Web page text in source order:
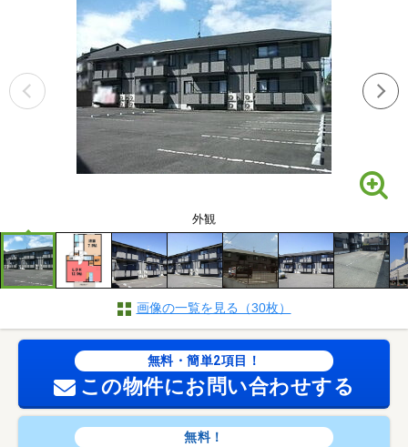
外観
画像の一覧を見る（30枚）
無料・簡単2項目！
この物件にお問い合わせする
無料！